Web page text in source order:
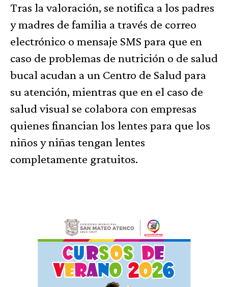
Tras la valoración, se notifica a los padres
y madres de familia a través de correo
electrónico o mensaje SMS para que en
caso de problemas de nutrición o de salud
bucal acudan a un Centro de Salud para
su atención, mientras que en el caso de
salud visual se colabora con empresas
quienes financian los lentes para que los
niños y niñas tengan lentes
completamente gratuitos.